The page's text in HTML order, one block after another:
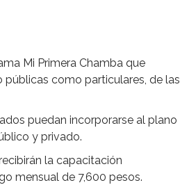
Mi Primera Chamba que
como particulares, de las
puedan incorporarse al plano
y privado.
la capacitación
mensual de 7,600 pesos.